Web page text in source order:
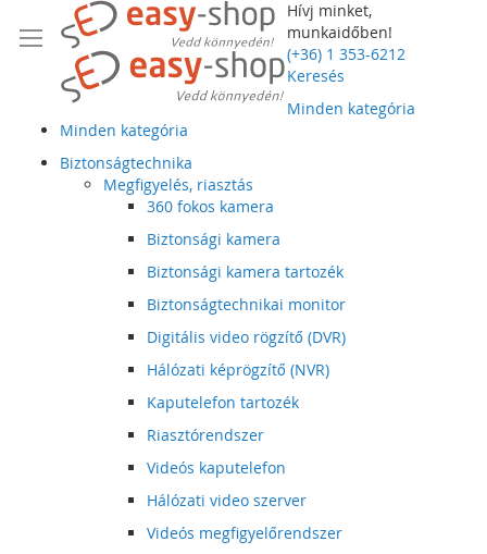
Hívj minket,
munkaidőben!
(+36) 1 353-6212
Keresés
Minden kategória
Minden kategória
Biztonságtechnika
Megfigyelés, riasztás
360 fokos kamera
Biztonsági kamera
Biztonsági kamera tartozék
Biztonságtechnikai monitor
Digitális video rögzítő (DVR)
Hálózati képrögzítő (NVR)
Kaputelefon tartozék
Riasztórendszer
Videós kaputelefon
Hálózati video szerver
Videós megfigyelőrendszer